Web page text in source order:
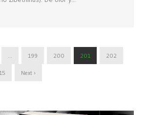
… 199 200 201 202
Next ›